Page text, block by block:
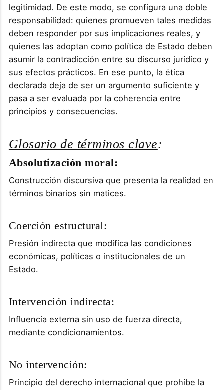
legitimidad. De este modo, se configura una doble
responsabilidad: quienes promueven tales medidas
deben responder por sus implicaciones reales, y
quienes las adoptan como política de Estado deben
asumir la contradicción entre su discurso jurídico y
sus efectos prácticos. En ese punto, la ética
declarada deja de ser un argumento suficiente y
pasa a ser evaluada por la coherencia entre
principios y consecuencias.
Glosario de términos clave:
Absolutización moral:
Construcción discursiva que presenta la realidad en
términos binarios sin matices.
Coerción estructural:
Presión indirecta que modifica las condiciones
económicas, políticas o institucionales de un
Estado.
Intervención indirecta:
Influencia externa sin uso de fuerza directa,
mediante condicionamientos.
No intervención:
Principio del derecho internacional que prohíbe la